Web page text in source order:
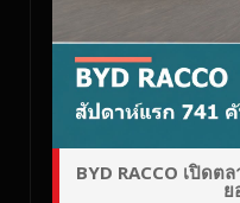
BYD RACCO เปิด
ย